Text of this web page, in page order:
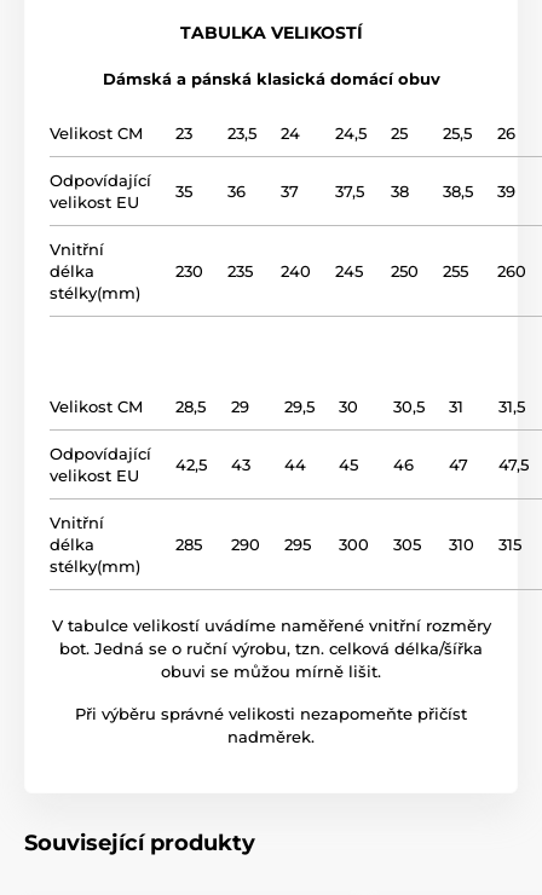
domácí obuv
kůže
podšívka kůže
podrážka
název modelu 2101B
TABULKA VELIKOSTÍ
Dámská a pánská klasická domácí obuv
Velikost CM 23 23,5 24 24,5 25 25,5 26
Odpovídající
velikost EU
35 36 37 37,5 38 38,5 39
Vnitřní
délka
stélky(mm)
230 235 240 245 250 255 260
Velikost CM 28,5 29 29,5 30 30,5 31 31,5
Odpovídající
velikost EU
42,5 43 44 45 46 47 47,5
Vnitřní
délka
stélky(mm)
285 290 295 300 305 310 315
V tabulce velikostí uvádíme naměřené vnitřní rozměry
bot. Jedná se o ruční výrobu, tzn. celková délka/šířka
obuvi se můžou mírně lišit.
Při výběru správné velikosti nezapomeňte přičíst
nadměrek.
Související produkty